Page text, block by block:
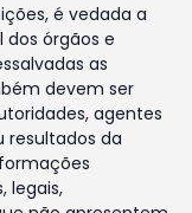
é vedada a
órgãos e
as
devem ser
agentes
resultados da
legais,